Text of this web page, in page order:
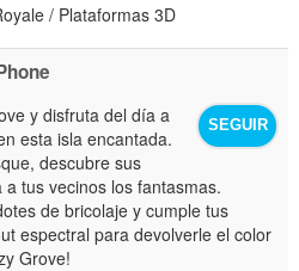
/ Plataformas 3D
SEGUIR
y disfruta del día a
esta isla encantada.
descubre sus
tus vecinos los fantasmas.
de bricolaje y cumple tus
espectral para devolverle el color
Grove!